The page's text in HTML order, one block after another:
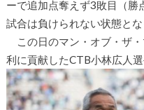
ーで追加点奪えず3敗目（勝
試合は負けられない状態とな
この日のマン・オブ・ザ
利に貢献したCTB小林広人選